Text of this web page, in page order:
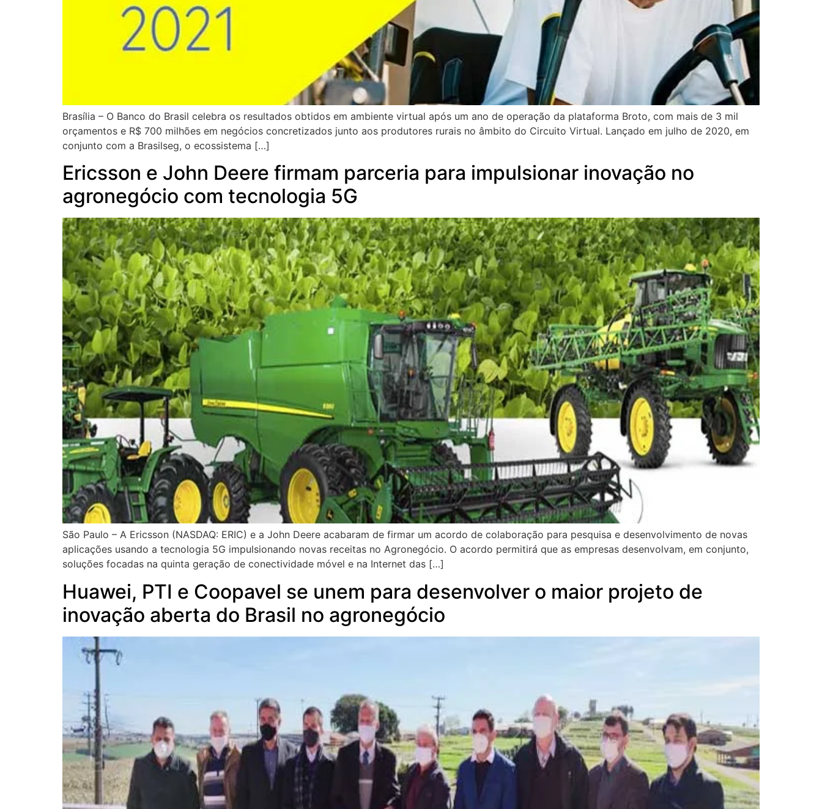
Brasília – O Banco do Brasil celebra os resultados obtidos em ambiente virtual após um ano de operação da plataforma Broto, com mais de 3 mil
orçamentos e R$ 700 milhões em negócios concretizados junto aos produtores rurais no âmbito do Circuito Virtual. Lançado em julho de 2020, em
conjunto com a Brasilseg, o ecossistema […]
Ericsson e John Deere firmam parceria para impulsionar inovação no
agronegócio com tecnologia 5G
São Paulo – A Ericsson (NASDAQ: ERIC) e a John Deere acabaram de firmar um acordo de colaboração para pesquisa e desenvolvimento de novas
aplicações usando a tecnologia 5G impulsionando novas receitas no Agronegócio. O acordo permitirá que as empresas desenvolvam, em conjunto,
soluções focadas na quinta geração de conectividade móvel e na Internet das […]
Huawei, PTI e Coopavel se unem para desenvolver o maior projeto de
inovação aberta do Brasil no agronegócio